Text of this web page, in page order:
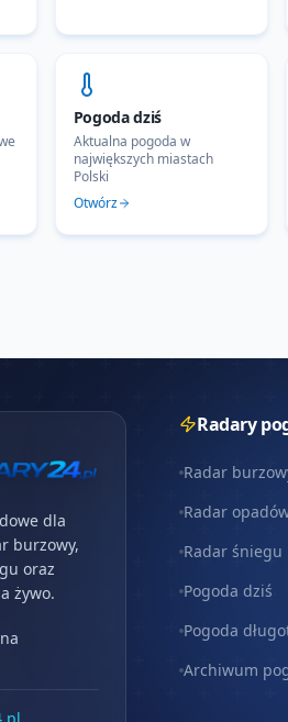
Pogoda dziś
Aktualna pogoda w
największych miastach
Polski
Otwórz
dla
burzowy,
oraz
żywo.
Radary
Radar
Radar
Radar śniegu
Pogoda dziś
Pogoda
Archiwum